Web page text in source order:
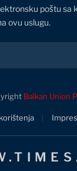
poštu sa
ovu uslugu.
Balkan Union